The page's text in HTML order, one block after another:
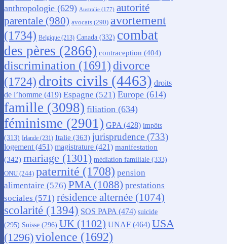
anthropologie (629) Australie (177) autorité
parentale (980) avocats (290) avortement
(1734) Belgique (213) Canada (332) combat
des pères (2866) contraception (404)
discrimination (1691) divorce
(1724) droits civils (4463) droits
de l’homme (419) Espagne (521) Europe (614)
famille (3098) filiation (634)
féminisme (2901) GPA (428) impôts
(313) Irlande (231) Italie (363) jurisprudence (733)
logement (451) magistrature (421) manifestation
(342) mariage (1301) médiation familiale (333)
ONU (244) paternité (1708) pension
alimentaire (576) PMA (1088) prestations
sociales (571) résidence alternée (1074)
scolarité (1394) SOS PAPA (474) suicide
(295) Suisse (296) UK (1102) UNAF (464) USA
(1296)violence (1692)